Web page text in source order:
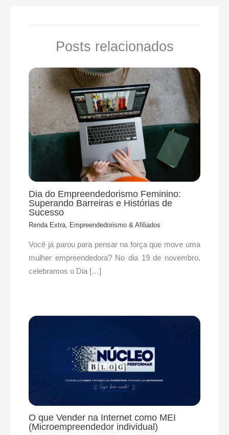
Posts relacionados
Dia do Empreendedorismo Feminino:
Superando Barreiras e Histórias de
Sucesso
Renda Extra, Empreendedorismo & Afiliados
Você já parou para pensar na força que move uma
mulher empreendedora? No dia 19 de novembro,
celebramos o Dia […]
O que Vender na Internet como MEI
(Microempreendedor individual)